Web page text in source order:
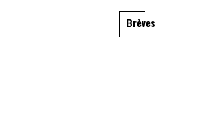
Brèves